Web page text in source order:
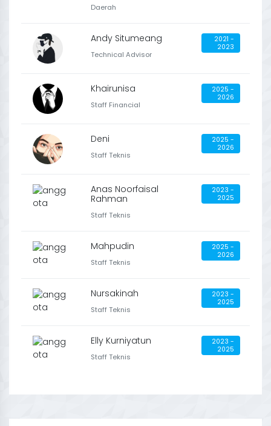
Daerah
Andy Situmeang
Technical Advisor
2021 -
2023
Khairunisa
Staff Financial
2025 -
2026
Deni
Staff Teknis
2025 -
2026
Anas Noorfaisal
Rahman
Staff Teknis
2023 -
2025
Mahpudin
Staff Teknis
2025 -
2026
Nursakinah
Staff Teknis
2023 -
2025
Elly Kurniyatun
Staff Teknis
2023 -
2025